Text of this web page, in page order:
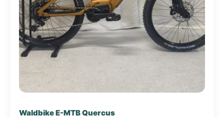
Waldbike E-MTB Quercus